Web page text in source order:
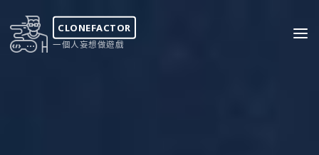
content
CLONEFACTOR
一個人妄想做遊戲